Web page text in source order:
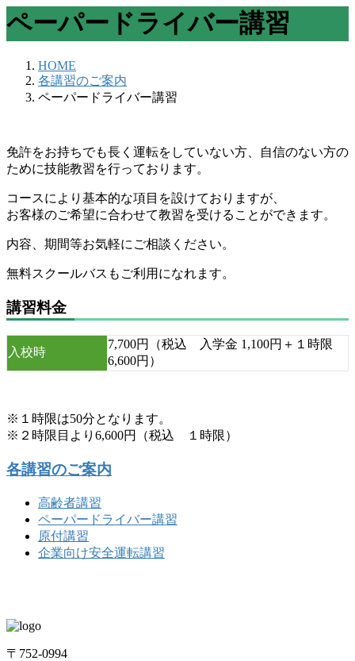
ペーパードライバー講習
HOME
各講習のご案内
ペーパードライバー講習
免許をお持ちでも長く運転をしていない方、自信のない方の
ために技能教習を行っております。
コースにより基本的な項目を設けておりますが、
お客様のご希望に合わせて教習を受けることができます。
内容、期間等お気軽にご相談ください。
無料スクールバスもご利用になれます。
講習料金
入校時
7,700円（税込 入学金 1,100円＋１時限
6,600円）
※１時限は50分となります。
※２時限目より6,600円（税込 １時限）
各講習のご案内
高齢者講習
ペーパードライバー講習
原付講習
企業向け安全運転講習
〒752-0994